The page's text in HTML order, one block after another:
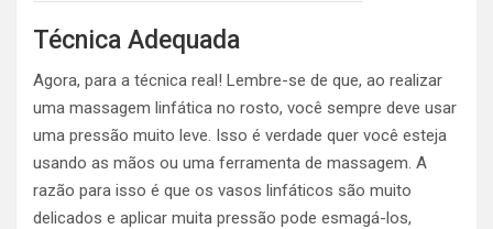
Técnica Adequada
Agora, para a técnica real! Lembre-se de que, ao realizar
uma massagem linfática no rosto, você sempre deve usar
uma pressão muito leve. Isso é verdade quer você esteja
usando as mãos ou uma ferramenta de massagem. A
razão para isso é que os vasos linfáticos são muito
delicados e aplicar muita pressão pode esmagá-los,